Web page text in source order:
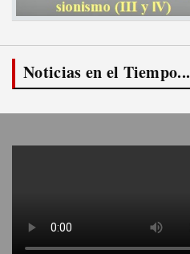
Noticias en el Tiempo...